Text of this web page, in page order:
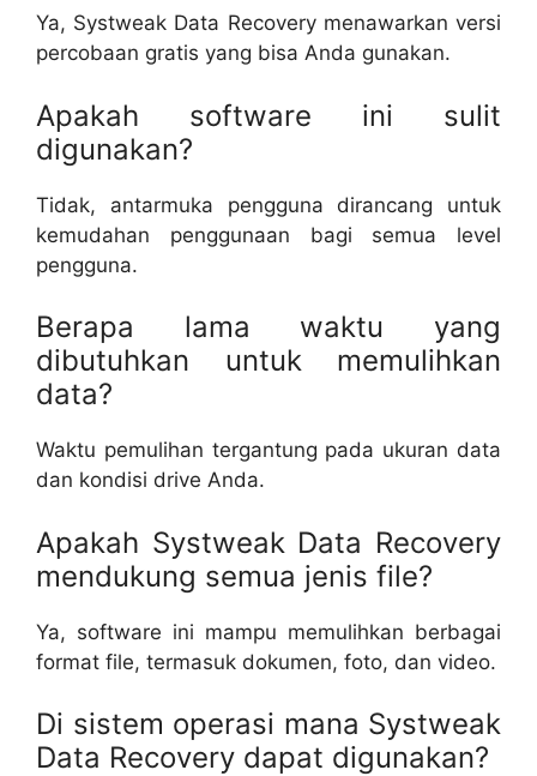
Ya, Systweak Data Recovery menawarkan versi
percobaan gratis yang bisa Anda gunakan.
Apakah software ini sulit
digunakan?
Tidak, antarmuka pengguna dirancang untuk
kemudahan penggunaan bagi semua level
pengguna.
Berapa lama waktu yang
dibutuhkan untuk memulihkan
data?
Waktu pemulihan tergantung pada ukuran data
dan kondisi drive Anda.
Apakah Systweak Data Recovery
mendukung semua jenis file?
Ya, software ini mampu memulihkan berbagai
format file, termasuk dokumen, foto, dan video.
Di sistem operasi mana Systweak
Data Recovery dapat digunakan?